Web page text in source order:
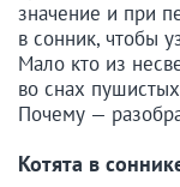
значение и при
в сонник, чтобы
Мало кто из
во снах
Почему —
Котята в